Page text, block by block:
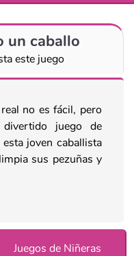
un caballo
este juego
no es fácil, pero
juego de
joven caballista
sus pezuñas y
Juegos de Niñeras